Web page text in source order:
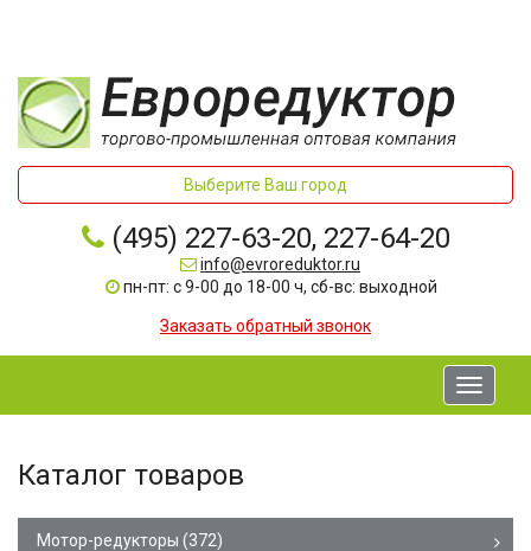
Выберите Ваш город
(495) 227-63-20, 227-64-20
info@evroreduktor.ru
пн-пт: с 9-00 до 18-00 ч, сб-вс: выходной
Заказать обратный звонок
Toggle
Каталог товаров
Мотор-редукторы (372)